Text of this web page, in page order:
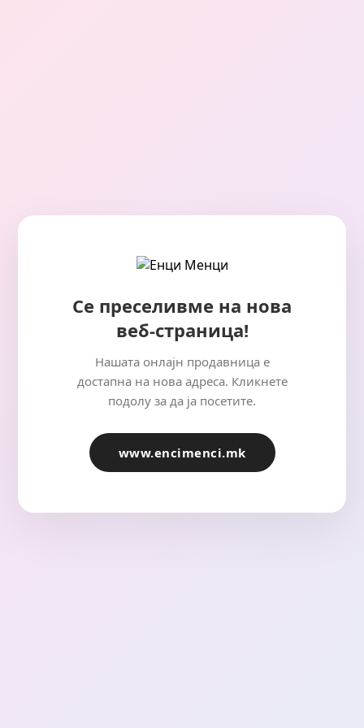
Се преселивме на нова
веб-страница!
Нашата онлајн продавница е
достапна на нова адреса. Кликнете
подолу за да ја посетите.
www.encimenci.mk